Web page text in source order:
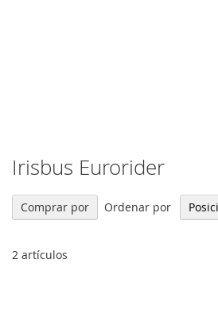
Irisbus Eurorider
2 artículos
Ordenar por
Comprar por